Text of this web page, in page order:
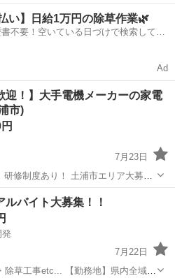
マイカー通勤OK＆無料駐車場あり
！《茨城県常陸大宮市》 人気の
その他
い】日給1万円の除草作業🌿
不要！空いている日づけで検索して即
Ad
迎！】大手電機メーカーの家電
市)
7月23日
修制度あり！ 土浦市エリア大募
ルバイト大募集！！
7月22日
【勤務地】県内全域